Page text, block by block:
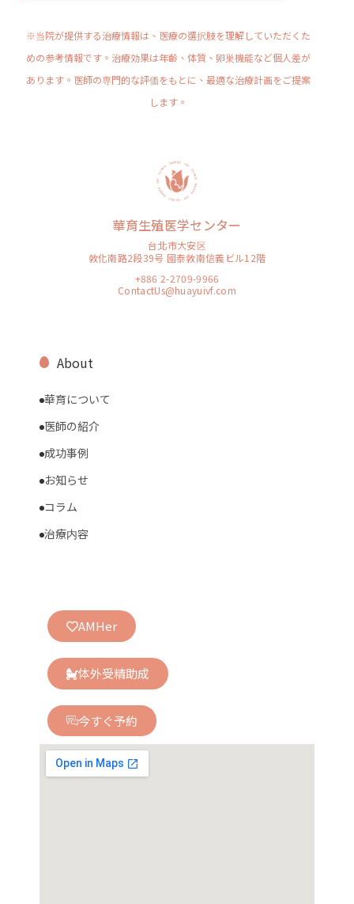
※当院が提供する治療情報は、医療の選択肢を理解していただくた
めの参考情報です。治療効果は年齢、体質、卵巣機能など個人差が
あります。医師の専門的な評価をもとに、最適な治療計画をご提案
します。
華育生殖医学センター
台北市大安区
敦化南路2段39号 國泰敦南信義ビル12階
+886 2-2709-9966
ContactUs@huayuivf.com
About
華育について
医師の紹介
成功事例
お知らせ
コラム
治療内容
AMHer
体外受精助成
今すぐ予約